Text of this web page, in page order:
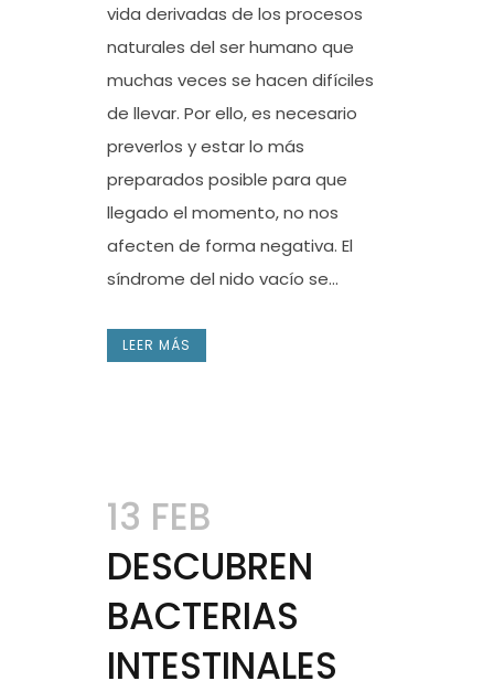
vida derivadas de los procesos
naturales del ser humano que
muchas veces se hacen difíciles
de llevar. Por ello, es necesario
preverlos y estar lo más
preparados posible para que
llegado el momento, no nos
afecten de forma negativa. El
síndrome del nido vacío se...
LEER MÁS
13 FEB
DESCUBREN
BACTERIAS
INTESTINALES